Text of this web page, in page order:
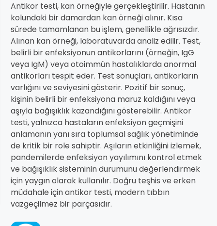
Antikor testi, kan örneğiyle gerçekleştirilir. Hastanın
kolundaki bir damardan kan örneği alınır. Kısa
sürede tamamlanan bu işlem, genellikle ağrısızdır.
Alınan kan örneği, laboratuvarda analiz edilir. Test,
belirli bir enfeksiyonun antikorlarını (örneğin, IgG
veya IgM) veya otoimmün hastalıklarda anormal
antikorları tespit eder. Test sonuçları, antikorların
varlığını ve seviyesini gösterir. Pozitif bir sonuç,
kişinin belirli bir enfeksiyona maruz kaldığını veya
aşıyla bağışıklık kazandığını gösterebilir. Antikor
testi, yalnızca hastaların enfeksiyon geçmişini
anlamanın yanı sıra toplumsal sağlık yönetiminde
de kritik bir role sahiptir. Aşıların etkinliğini izlemek,
pandemilerde enfeksiyon yayılımını kontrol etmek
ve bağışıklık sisteminin durumunu değerlendirmek
için yaygın olarak kullanılır. Doğru teşhis ve erken
müdahale için antikor testi, modern tıbbın
vazgeçilmez bir parçasıdır.